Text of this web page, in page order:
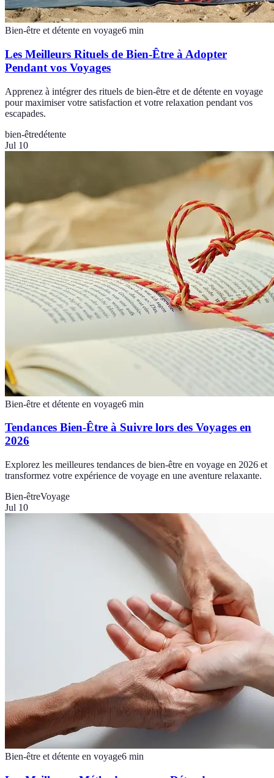
Bien-être et détente en voyage6 min
Les Meilleurs Rituels de Bien-Être à Adopter
Pendant vos Voyages
Apprenez à intégrer des rituels de bien-être et de détente en voyage
pour maximiser votre satisfaction et votre relaxation pendant vos
escapades.
bien-êtredétente
Jul 10
Bien-être et détente en voyage6 min
Tendances Bien-Être à Suivre lors des Voyages en
2026
Explorez les meilleures tendances de bien-être en voyage en 2026 et
transformez votre expérience de voyage en une aventure relaxante.
Bien-êtreVoyage
Jul 10
Bien-être et détente en voyage6 min